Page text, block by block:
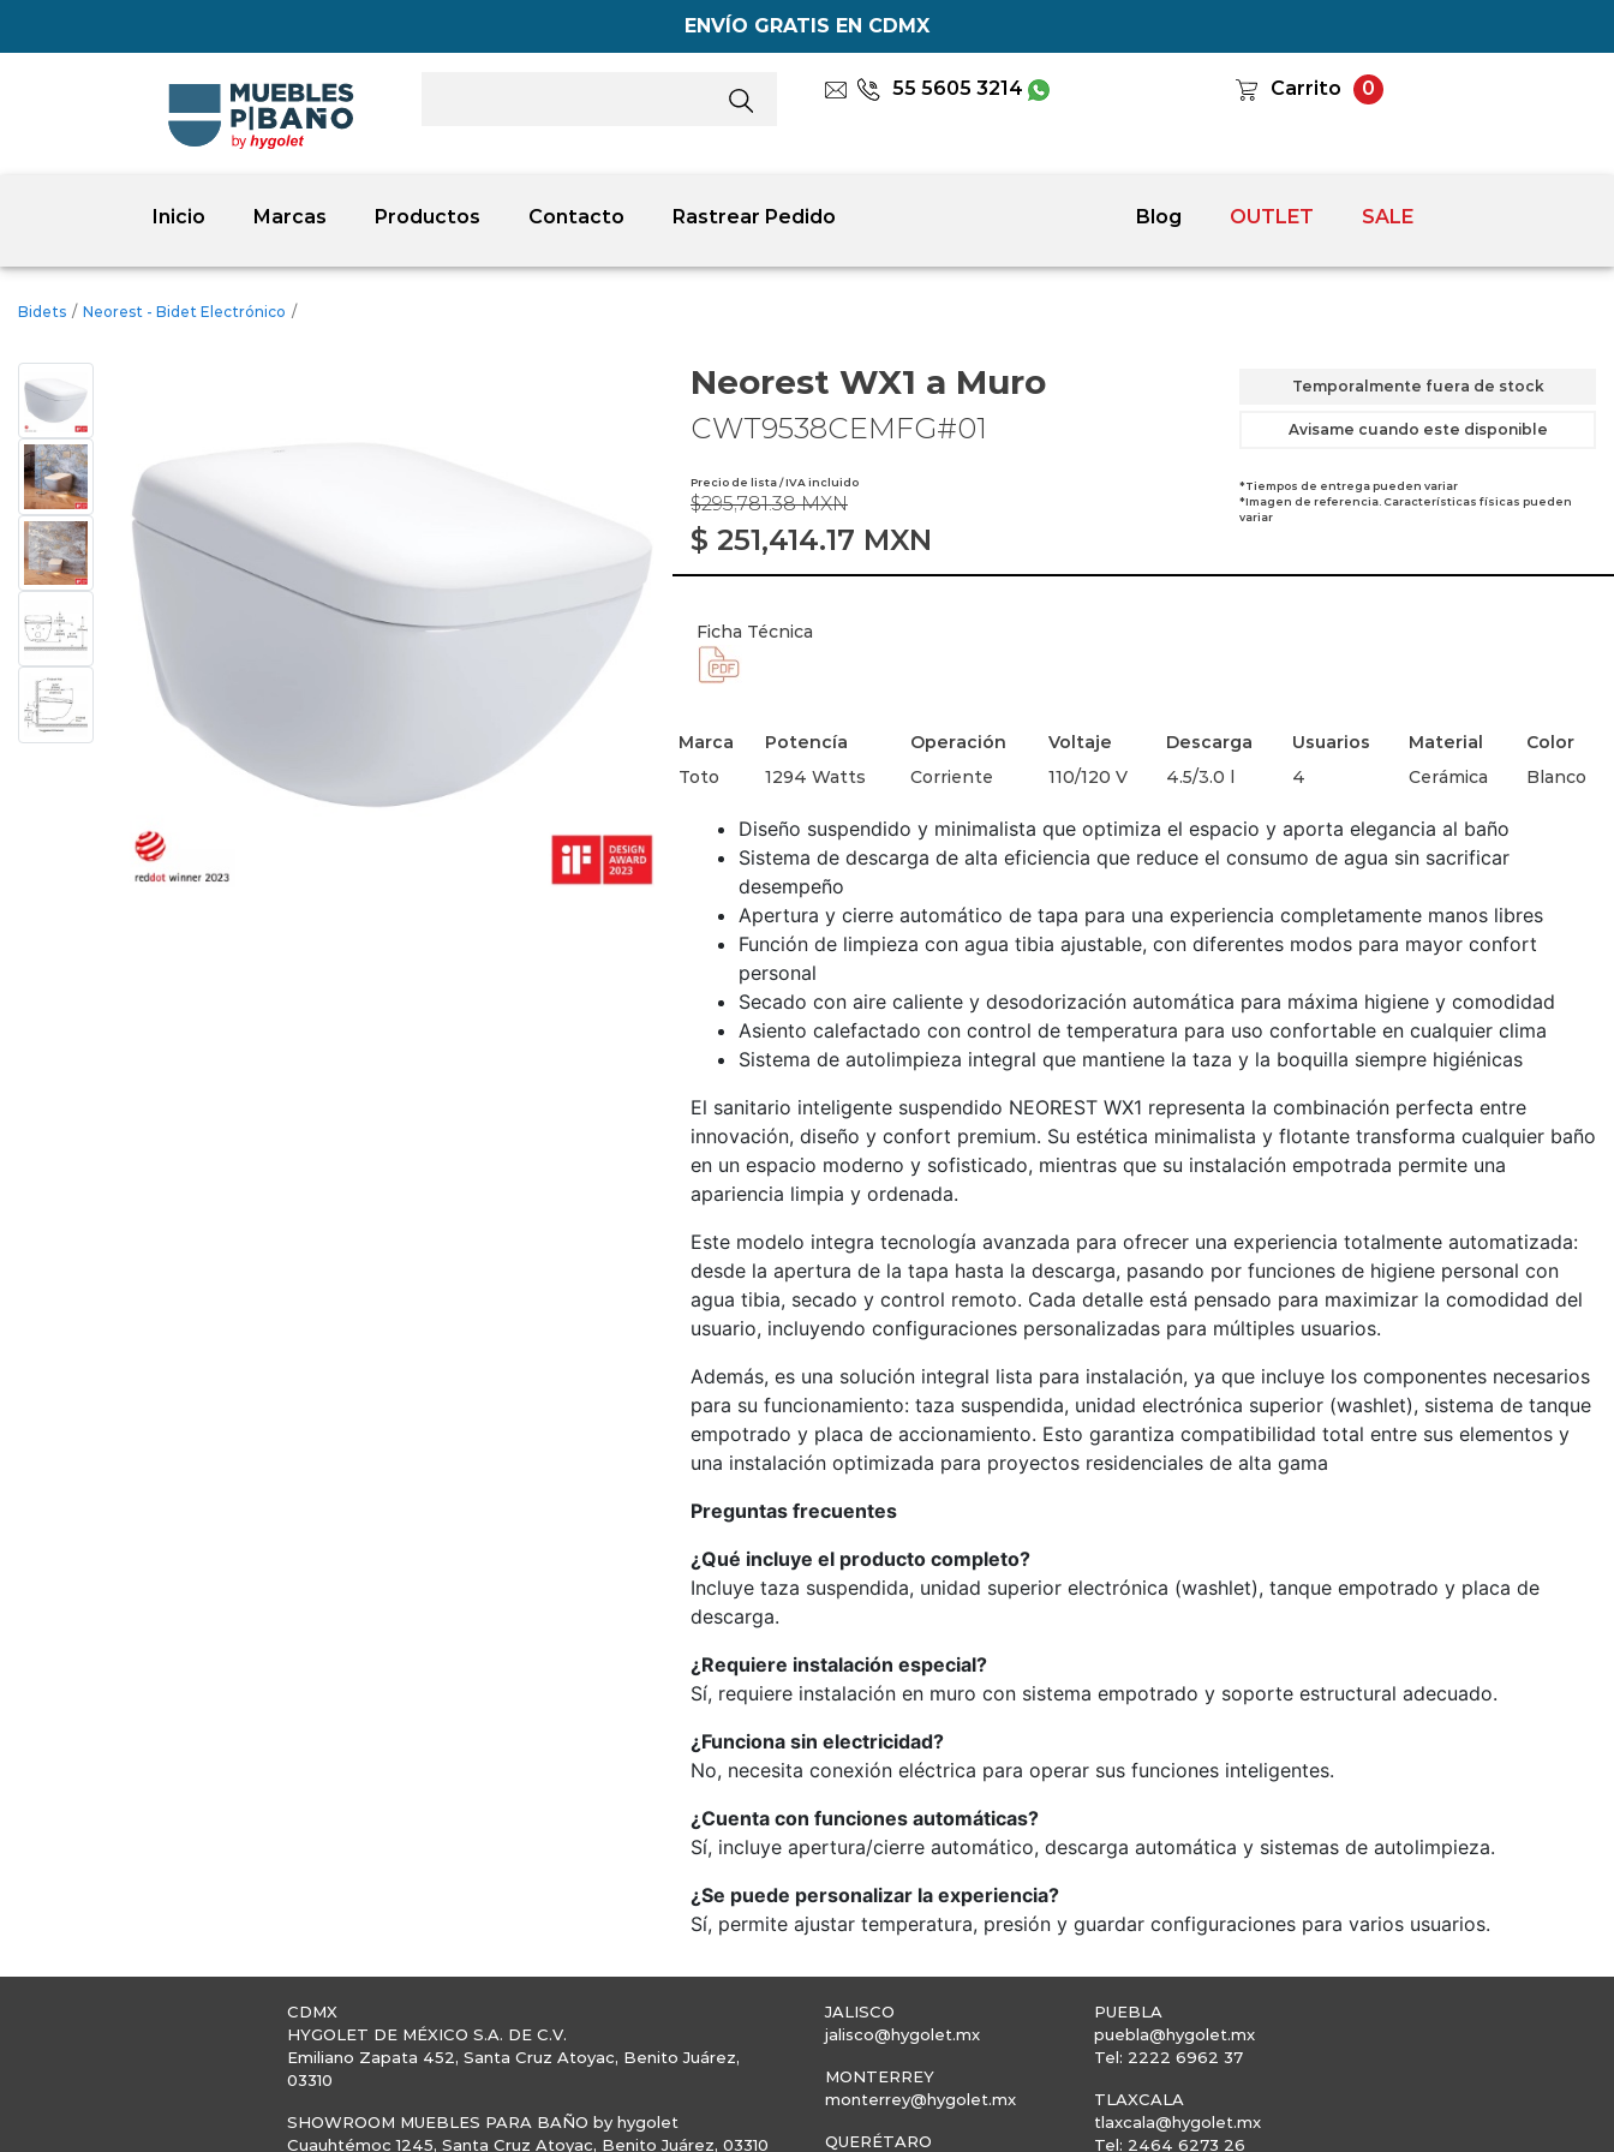
ENVÍO GRATIS EN CDMX
55 5605 3214 Carrito 0
Inicio Marcas Productos Contacto Rastrear Pedido Blog OUTLET SALE
Bidets / Neorest - Bidet Electrónico /
Neorest WX1 a Muro
CWT9538CEMFG#01
Precio de lista / IVA incluido
$295,781.38 MXN
$ 251,414.17 MXN
Temporalmente fuera de stock
Avisame cuando este disponible
*Tiempos de entrega pueden variar
*Imagen de referencia. Características físicas pueden
variar
Ficha Técnica
Marca Potencía Operación Voltaje Descarga Usuarios Material
Color
Toto
1294 Watts Corriente 110/120 V 4.5/3.0 l 4 Cerámica Blanco
Diseño suspendido y minimalista que optimiza el espacio y aporta elegancia al baño
Sistema de descarga de alta eficiencia que reduce el consumo de agua sin sacrificar
desempeño
Apertura y cierre automático de tapa para una experiencia completamente manos libres
Función de limpieza con agua tibia ajustable, con diferentes modos para mayor confort
personal
Secado con aire caliente y desodorización automática para máxima higiene y comodidad
Asiento calefactado con control de temperatura para uso confortable en cualquier clima
Sistema de autolimpieza integral que mantiene la taza y la boquilla siempre higiénicas
El sanitario inteligente suspendido NEOREST WX1 representa la combinación perfecta entre
innovación, diseño y confort premium. Su estética minimalista y flotante transforma cualquier baño
en un espacio moderno y sofisticado, mientras que su instalación empotrada permite una
apariencia limpia y ordenada.
Este modelo integra tecnología avanzada para ofrecer una experiencia totalmente automatizada:
desde la apertura de la tapa hasta la descarga, pasando por funciones de higiene personal con
agua tibia, secado y control remoto. Cada detalle está pensado para maximizar la comodidad del
usuario, incluyendo configuraciones personalizadas para múltiples usuarios.
Además, es una solución integral lista para instalación, ya que incluye los componentes necesarios
para su funcionamiento: taza suspendida, unidad electrónica superior (washlet), sistema de tanque
empotrado y placa de accionamiento. Esto garantiza compatibilidad total entre sus elementos y
una instalación optimizada para proyectos residenciales de alta gama
Preguntas frecuentes
¿Qué incluye el producto completo?
Incluye taza suspendida, unidad superior electrónica (washlet), tanque empotrado y placa de
descarga.
¿Requiere instalación especial?
Sí, requiere instalación en muro con sistema empotrado y soporte estructural adecuado.
¿Funciona sin electricidad?
No, necesita conexión eléctrica para operar sus funciones inteligentes.
¿Cuenta con funciones automáticas?
Sí, incluye apertura/cierre automático, descarga automática y sistemas de autolimpieza.
¿Se puede personalizar la experiencia?
Sí, permite ajustar temperatura, presión y guardar configuraciones para varios usuarios.
CDMX
HYGOLET DE MÉXICO S.A. DE C.V.
Emiliano Zapata 452, Santa Cruz Atoyac, Benito Juárez,
03310
SHOWROOM MUEBLES PARA BAÑO by hygolet
Cuauhtémoc 1245, Santa Cruz Atoyac, Benito Juárez, 03310
JALISCO
jalisco@hygolet.mx
MONTERREY
monterrey@hygolet.mx
QUERÉTARO
PUEBLA
puebla@hygolet.mx
Tel: 2222 6962 37
TLAXCALA
tlaxcala@hygolet.mx
Tel: 2464 6273 26